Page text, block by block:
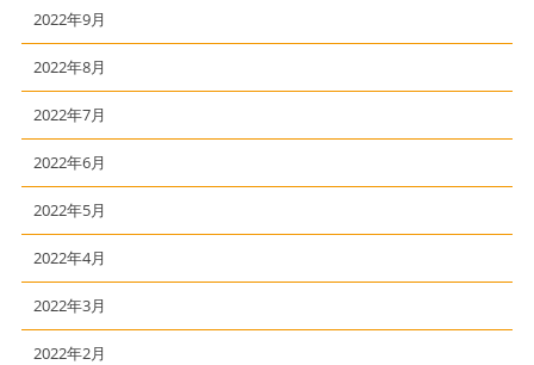
2022年9月
2022年8月
2022年7月
2022年6月
2022年5月
2022年4月
2022年3月
2022年2月